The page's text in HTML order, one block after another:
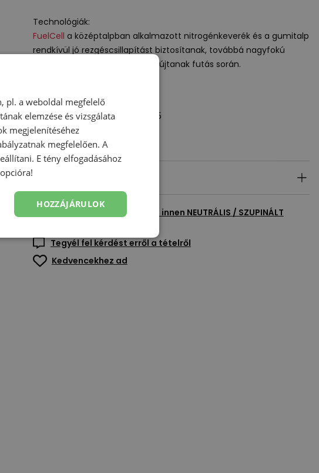
Technológiák:
FuelCell a középtalpban alkalmazott nitrogénkeverék és a gumitalp
rendkívül jó rezgéscsillapítást biztosítanak, továbbá nagyfokú
stabilitást és alátámasztást nyújtanak futás során.
New Balance Europe BV
A-Factorij, Pilotenstraat 35 – 45
1059 CH Amsterdam
Netherlands
Minden termék megtekintése innen NEUTRÁLIS / SZUPINÁLT
Tegyél fel kérdést erről a tételről
Kedvencekhez ad
pl. a weboldal megfelelő
elemzése és vizsgálata
megjelenítéséhez
megfelelően. A
E tény elfogadásához
HOZZÁJÁRULOK